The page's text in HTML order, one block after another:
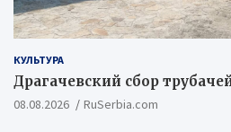
КУЛЬТУРА
Драгачевский сбор
08.08.2026 RuSerbia.com